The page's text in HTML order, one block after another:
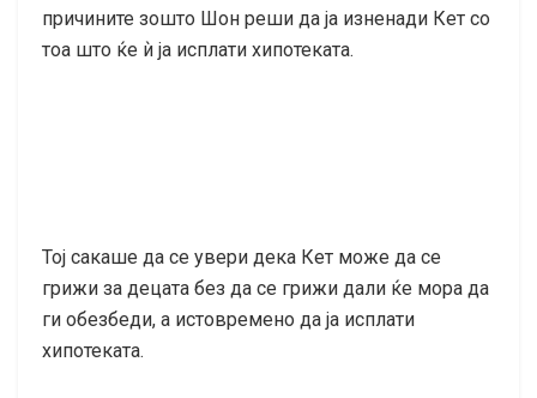
причините зошто Шон реши да ја изненади Кет со
тоа што ќе ѝ ја исплати хипотеката.
Тој сакаше да се увери дека Кет може да се
грижи за децата без да се грижи дали ќе мора да
ги обезбеди, а истовремено да ја исплати
хипотеката.